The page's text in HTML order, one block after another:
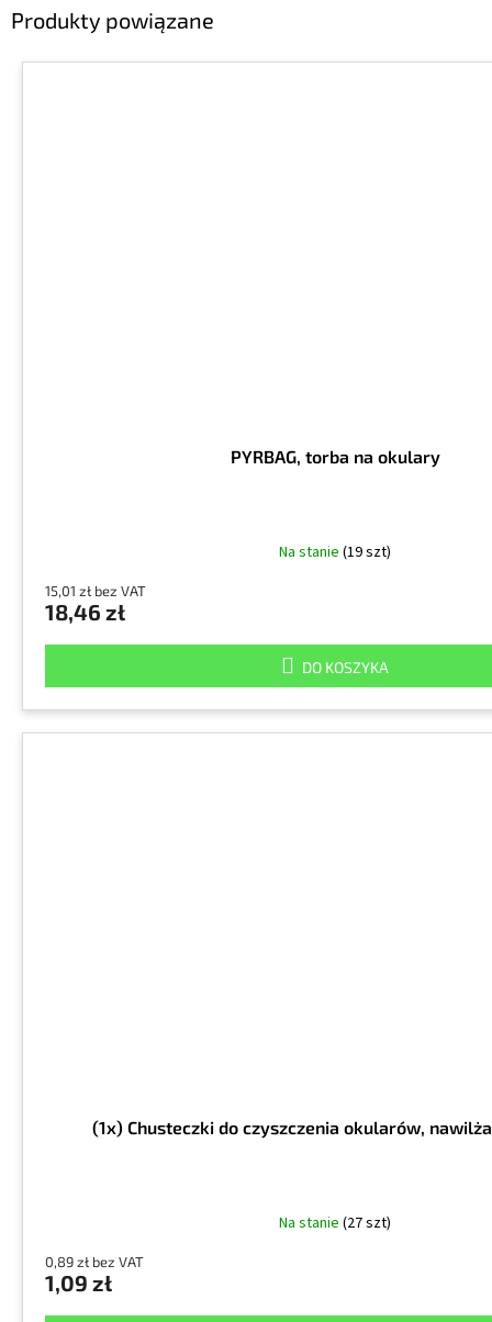
Produkty powiązane
PYRBAG, torba na okulary
Na stanie (19 szt)
15,01 zł bez VAT
18,46 zł
DO KOSZYKA
(1x) Chusteczki do czyszczenia okularów,
Na stanie (27 szt)
0,89 zł bez VAT
1,09 zł